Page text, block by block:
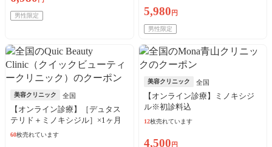
男性限定 5,980 円
男性限定
美容クリニック 全国
【オンライン診療】［デュタス
テリド＋ミノキシジル］×1ヶ月
※初診料・送料込
60枚売れています
美容クリニック 全国
【オンライン診療】ミノキシジ
ル※初診料込
12枚売れています
4,500 円